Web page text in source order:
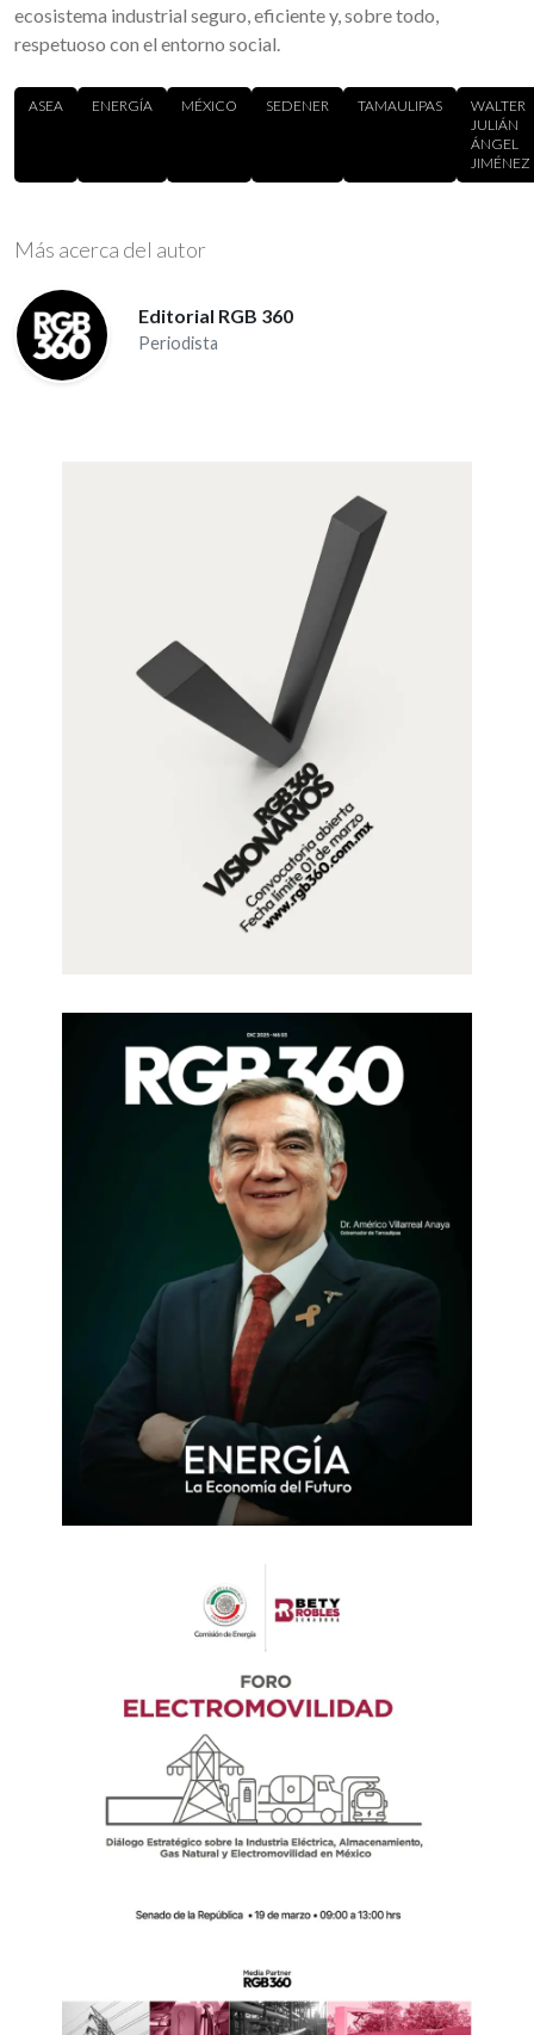
ecosistema industrial seguro, eficiente y, sobre todo,
respetuoso con el entorno social.
ASEA ENERGÍA MÉXICO SEDENER TAMAULIPAS
WALTER
JULIÁN
ÁNGEL
JIMÉNEZ
Más acerca del autor
Editorial RGB 360
Periodista